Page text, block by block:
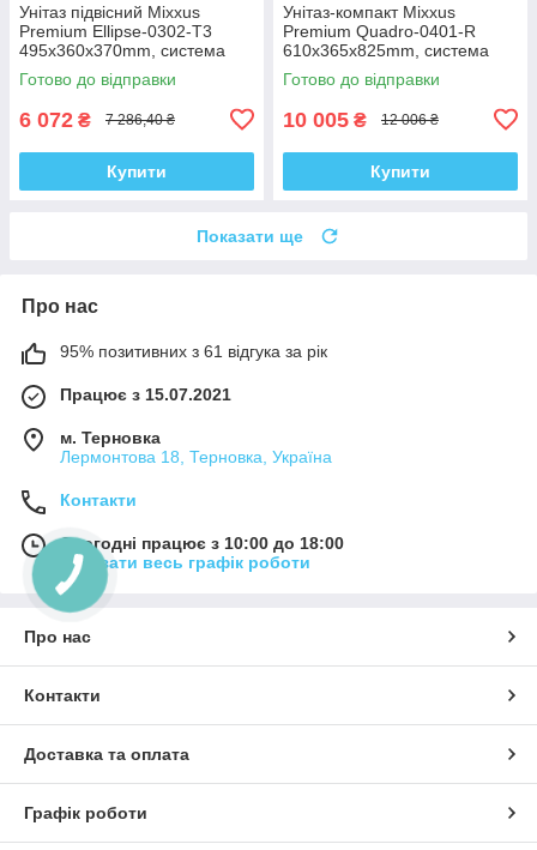
Унітаз підвісний Mixxus
Premium Ellipse-0302-T3
495x360x370mm, система
змиву Tornado 3.0 (MP6462)
Готово до відправки
6 072 ₴ 7 286,40 ₴
Купити
Унітаз-компакт Mixxus
Premium Quadro-0401-R
610x365x825mm, система
змиву RIMLESS (MP6457)
Готово до відправки
10 005 ₴ 12 006 ₴
Купити
Показати ще
Про нас
95% позитивних з 61 відгука за рік
Працює з 15.07.2021
м. Терновка
Лермонтова 18, Терновка, Україна
Контакти
Сьогодні працює з 10:00 до 18:00
Показати весь графік роботи
Про нас
Контакти
Доставка та оплата
Графік роботи